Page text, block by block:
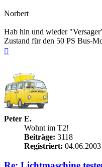
Norbert
Hab hin und wieder
Zustand für den 50 PS Bus-
Peter E.
Wohnt im T2!
Beiträge: 3118
Registriert: